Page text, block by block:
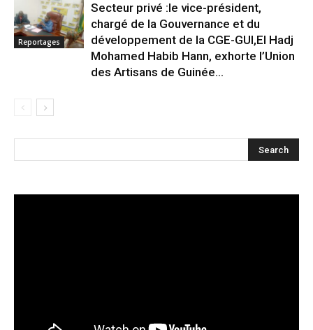
Reportages
Secteur privé :le vice-président,
chargé de la Gouvernance et du
développement de la CGE-GUI,El Hadj
Mohamed Habib Hann, exhorte l’Union
des Artisans de Guinée...